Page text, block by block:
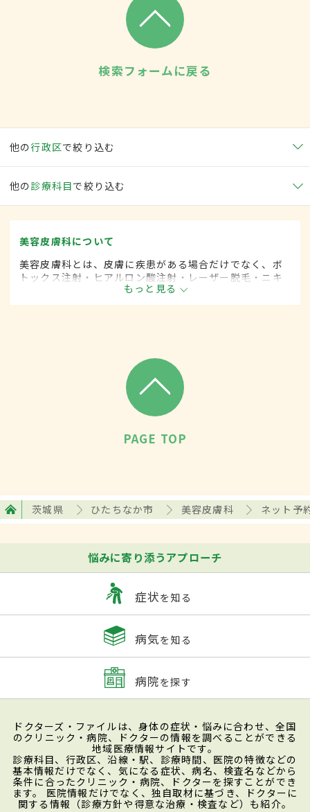
検索フォームに戻る
他の行政区で絞り込む
他の 診療科目で絞り込む
美容皮膚科について
美容皮膚科とは、皮膚に疾患がある場合だけでなく、ボ
トックス注射・ヒアルロン酸注射・レーザー脱毛・ニキ
ビ治療など美容を目的として行われる皮膚科の診療分野
です。
もっと見る
PAGE TOP
茨城県 ひたちなか市 美容皮膚科 ネット予
悩みに寄り添うアプローチ
症状を知る
病気を知る
病院を探す
ドクターズ・ファイルは、身体の症状・悩みに合わせ、全国
のクリニック・病院、ドクターの情報を調べることができる
地域医療情報サイトです。
診療科目、行政区、沿線・駅、診療時間、医院の特徴などの
基本情報だけでなく、気になる症状、病名、検査名などから
条件に合ったクリニック・病院、ドクターを探すことができ
ます。 医院情報だけでなく、独自取材に基づき、ドクターに
関する情報（診療方針や得意な治療・検査など）も紹介。